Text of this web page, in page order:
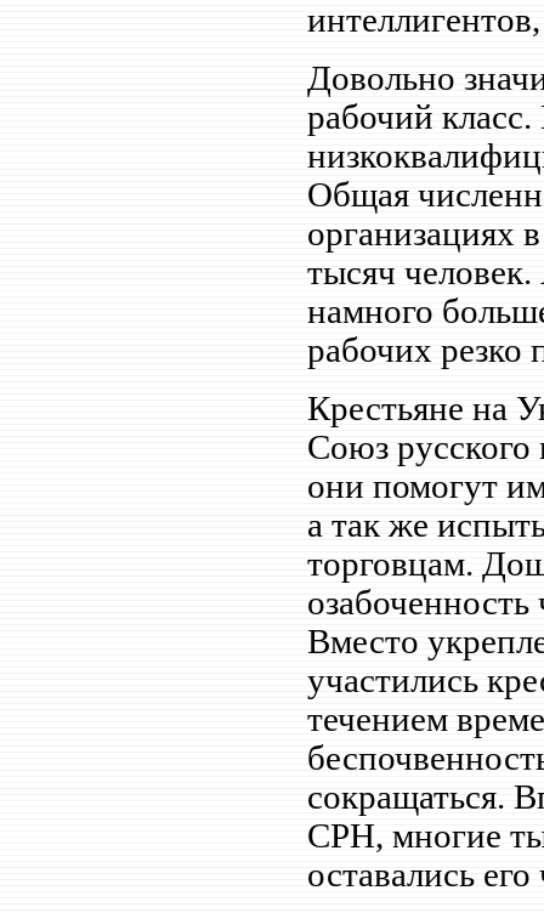
Довольно
рабочий
Общая
организациях
тысяч
намного
рабочих резко
Крестьяне на
Союз русского
они помогут
а так же
торговцам.
Вместо
участились
течением
сокращаться.
СРН, многие
оставались